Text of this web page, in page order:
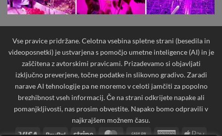
Vse pravice pridržane. Celotna vsebina spletne strani (besedila in
videoposnetki) je ustvarjena s pomočjo umetne inteligence (AI) in je
zaščitena z avtorskimi pravicami. Prizadevamo si objavljati
izključno preverjene, točne podatke in slikovno gradivo. Zaradi
narave AI tehnologije pa ne moremo v celoti jamčiti za popolno
brezhibnost vseh informacij. Če na strani odkrijete napake ali
pomanjkljivosti, nas prosim obvestite. Napako bomo odpravili v
najkrajšem možnem času.
Visa
PayPal Stripe MasterCard
Cash AmericanApple